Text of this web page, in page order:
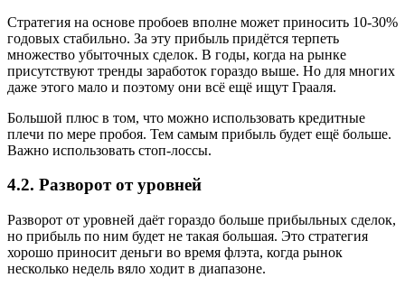
Стратегия на основе пробоев вполне может приносить 10-30%
годовых стабильно. За эту прибыль придётся терпеть
множество убыточных сделок. В годы, когда на рынке
присутствуют тренды заработок гораздо выше. Но для многих
даже этого мало и поэтому они всё ещё ищут Грааля.
Большой плюс в том, что можно использовать кредитные
плечи по мере пробоя. Тем самым прибыль будет ещё больше.
Важно использовать стоп-лоссы.
4.2. Разворот от уровней
Разворот от уровней даёт гораздо больше прибыльных сделок,
но прибыль по ним будет не такая большая. Это стратегия
хорошо приносит деньги во время флэта, когда рынок
несколько недель вяло ходит в диапазоне.